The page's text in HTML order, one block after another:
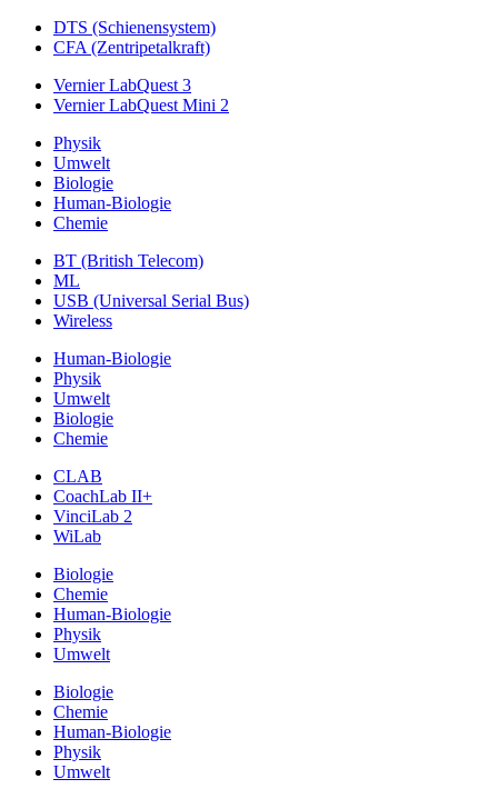
DTS (Schienensystem)
CFA (Zentripetalkraft)
Vernier LabQuest 3
Vernier LabQuest Mini 2
Physik
Umwelt
Biologie
Human-Biologie
Chemie
BT (British Telecom)
ML
USB (Universal Serial Bus)
Wireless
Human-Biologie
Physik
Umwelt
Biologie
Chemie
CLAB
CoachLab II+
VinciLab 2
WiLab
Biologie
Chemie
Human-Biologie
Physik
Umwelt
Biologie
Chemie
Human-Biologie
Physik
Umwelt